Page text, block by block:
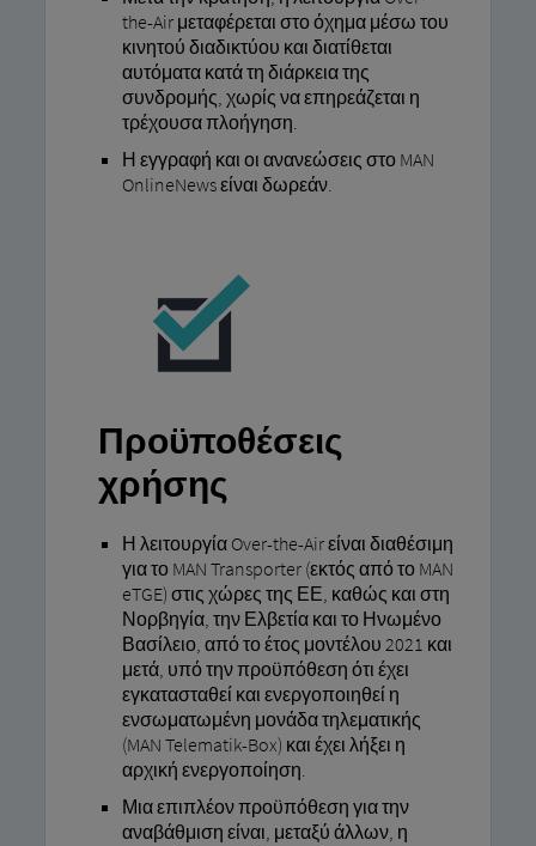
the-Air μεταφέρεται στο όχημα μέσω του
κινητού διαδικτύου και διατίθεται
αυτόματα κατά τη διάρκεια της
συνδρομής, χωρίς να επηρεάζεται η
τρέχουσα πλοήγηση.
Η εγγραφή και οι ανανεώσεις στο MAN
OnlineNews είναι δωρεάν.
Προϋποθέσεις
χρήσης
Η λειτουργία Over-the-Air είναι διαθέσιμη
για το MAN Transporter (εκτός από το MAN
eTGE) στις χώρες της ΕΕ, καθώς και στη
Νορβηγία, την Ελβετία και το Ηνωμένο
Βασίλειο, από το έτος μοντέλου 2021 και
μετά, υπό την προϋπόθεση ότι έχει
εγκατασταθεί και ενεργοποιηθεί η
ενσωματωμένη μονάδα τηλεματικής
(MAN Telematik-Box) και έχει λήξει η
αρχική ενεργοποίηση.
Μια επιπλέον προϋπόθεση για την
αναβάθμιση είναι, μεταξύ άλλων, η